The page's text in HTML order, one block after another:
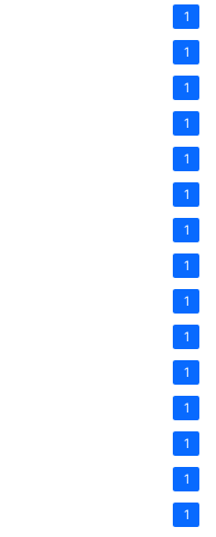
1
1
1
1
1
1
1
1
1
1
1
1
1
1
1